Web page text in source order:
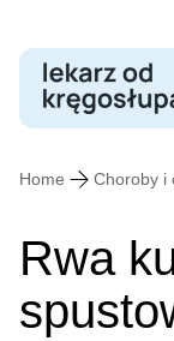
Skip
content
Home Choroby i
Rwa